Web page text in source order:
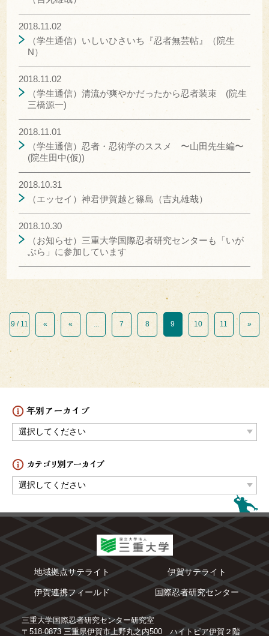
（学生通信）いしいひさいち『忍者無芸帖』（院生
N）
2018.11.02
（学生通信）清流が爽やかだったから忍者装束 (院生
三橋源一)
2018.11.02
（学生通信）忍者・忍術学のススメ 〜山田先生編〜
(院生田中(仮))
2018.11.01
（エッセイ）神君伊賀越と篠島（吉丸雄哉）
2018.10.31
（お知らせ）三重大学国際忍者研究センターも「いが
ぶら」に参加しています
2018.10.30
9 / 11 « « ... 7 8 9 10 11 »
地域拠点サテライト 伊賀サテライト
伊賀連携フィールド 国際忍者研究センター
三重大学国際忍者研究センター研究室
〒518-0873 三重県伊賀市上野丸之内500 ハイトピア伊賀２階